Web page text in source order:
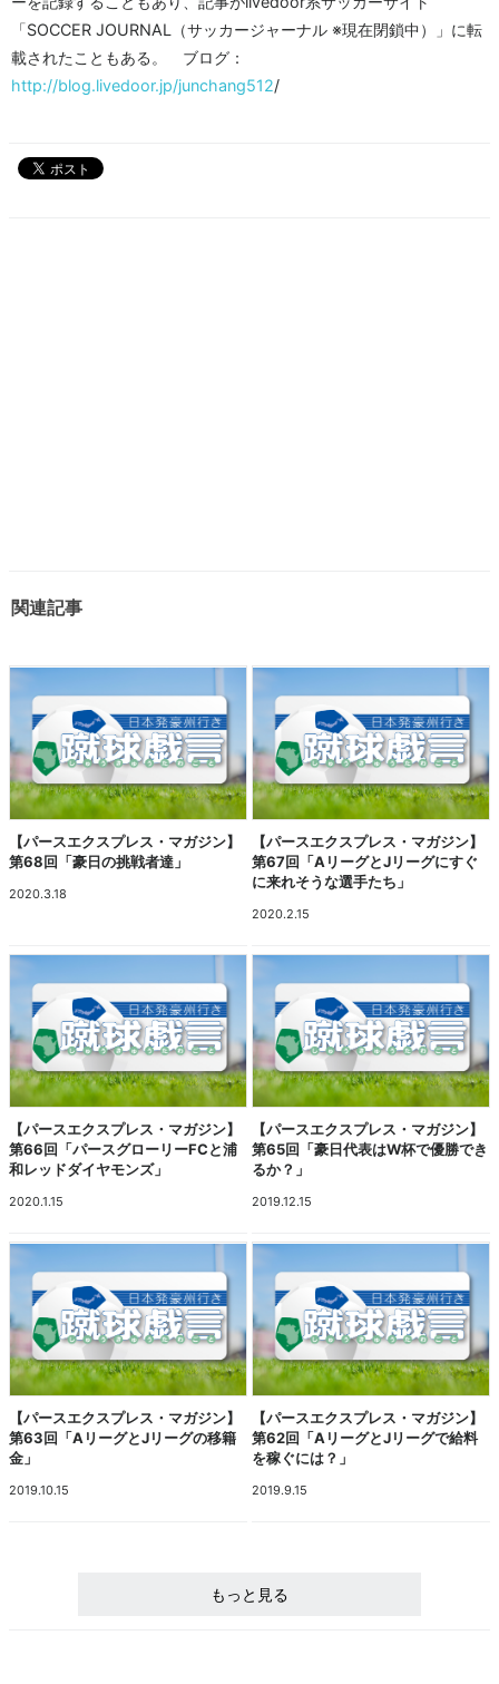
「SOCCER JOURNAL（サッカージャーナル ※現在閉鎖中）」に転
載されたこともある。 ブログ：
http://blog.livedoor.jp/junchang512/
関連記事
【パースエクスプレス・マガジン】
第68回「豪日の挑戦者達」
2020.3.18
【パースエクスプレス・マガジン】
第67回「AリーグとJリーグにすぐ
に来れそうな選手たち」
2020.2.15
【パースエクスプレス・マガジン】
第66回「パースグローリーFCと浦
和レッドダイヤモンズ」
2020.1.15
【パースエクスプレス・マガジン】
第65回「豪日代表はW杯で優勝でき
るか？」
2019.12.15
【パースエクスプレス・マガジン】
第63回「AリーグとJリーグの移籍
金」
2019.10.15
【パースエクスプレス・マガジン】
第62回「AリーグとJリーグで給料
を稼ぐには？」
2019.9.15
もっと見る